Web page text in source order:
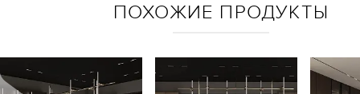
ПОХОЖИЕ ПРОДУКТЫ